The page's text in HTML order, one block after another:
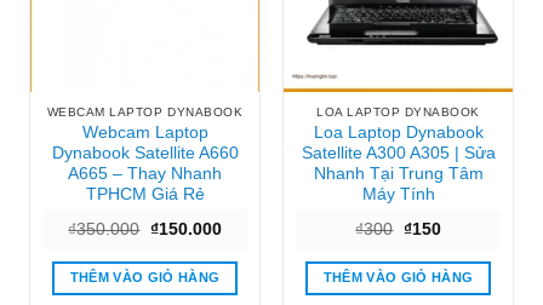
WEBCAM LAPTOP DYNABOOK
Webcam Laptop
Dynabook Satellite A660
A665 – Thay Nhanh
TPHCM Giá Rẻ
₫350.000 Giá
là:
₫350.000.
₫150.000Giá
tại
₫150.000.
THÊM VÀO GIỎ HÀNG
LOA LAPTOP DYNABOOK
Loa Laptop Dynabook
Satellite A300 A305 | Sửa
Nhanh Tại Trung Tâm
Máy Tính
₫300 Giá
là:
₫300.
₫150Giá
tại
là:
₫150.
THÊM VÀO GIỎ HÀNG